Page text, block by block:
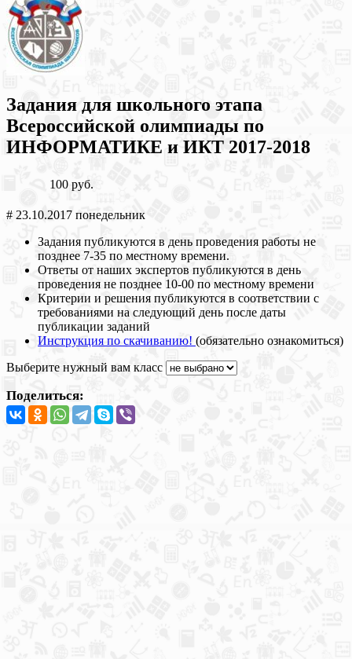
Задания для школьного этапа
Всероссийской олимпиады по
ИНФОРМАТИКЕ и ИКТ 2017-2018
100 руб.
# 23.10.2017 понедельник
Задания публикуются в день проведения работы не
позднее 7-35 по местному времени.
Ответы от наших экспертов публикуются в день
проведения не позднее 10-00 по местному времени
Критерии и решения публикуются в соответствии с
требованиями на следующий день после даты
публикации заданий
Инструкция по скачиванию! (обязательно ознакомиться)
Выберите нужный вам класс
Поделиться: